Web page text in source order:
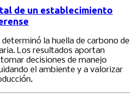
de un establecimiento
determinó la huella de carbono de
Los resultados aportan
decisiones de manejo
el ambiente y a valorizar